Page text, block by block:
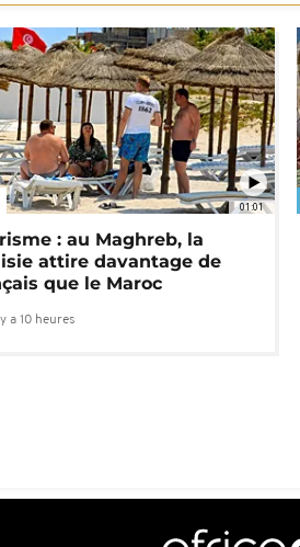
01:01
: au Maghreb, la
attire davantage de
que le Maroc
y a 10 heures